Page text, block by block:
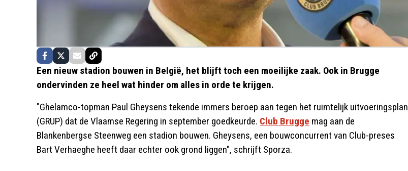
Een nieuw stadion bouwen in België, het blijft toch een moeilijke zaak. Ook in Brugge
ondervinden ze heel wat hinder om alles in orde te krijgen.
"Ghelamco-topman Paul Gheysens tekende immers beroep aan tegen het ruimtelijk uitvoeringsplan
(GRUP) dat de Vlaamse Regering in september goedkeurde. Club Brugge mag aan de
Blankenbergse Steenweg een stadion bouwen. Gheysens, een bouwconcurrent van Club-preses
Bart Verhaeghe heeft daar echter ook grond liggen", schrijft Sporza.